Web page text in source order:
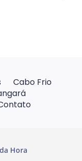
Cabo Frio
Hora